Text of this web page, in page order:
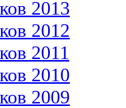
2013
2012
2011
2010
2009